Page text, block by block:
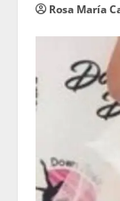
Rosa María